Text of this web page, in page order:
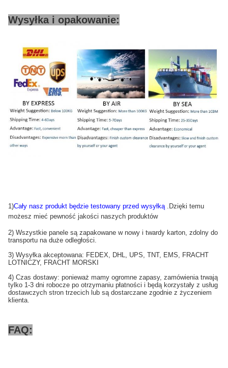
Wysyłka i opakowanie:
1)Cały nasz produkt będzie testowany przed wysyłką .Dzięki temu
możesz mieć pewność jakości naszych produktów
2) Wszystkie panele są zapakowane w nowy i twardy karton, zdolny do
transportu na duże odległości.
3) Wysyłka akceptowana: FEDEX, DHL, UPS, TNT, EMS, FRACHT
LOTNICZY, FRACHT MORSKI
4) Czas dostawy: ponieważ mamy ogromne zapasy, zamówienia trwają
tylko 1-3 dni robocze po otrzymaniu płatności i będą korzystały z usług
dostawczych stron trzecich lub są dostarczane zgodnie z życzeniem
klienta.
FAQ: